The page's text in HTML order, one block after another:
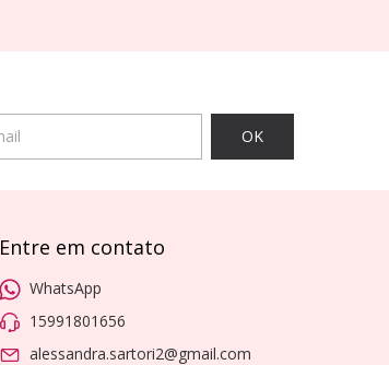
Entre em contato
WhatsApp
15991801656
alessandra.sartori2@gmail.com